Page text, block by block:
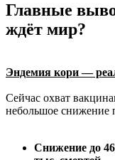
Главные
ждёт мир?
Эндемия кори —
Сейчас охват
небольшое снижение
Снижение до